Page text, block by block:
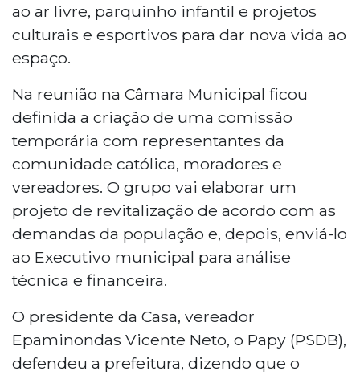
ao ar livre, parquinho infantil e projetos
culturais e esportivos para dar nova vida ao
espaço.
Na reunião na Câmara Municipal ficou
definida a criação de uma comissão
temporária com representantes da
comunidade católica, moradores e
vereadores. O grupo vai elaborar um
projeto de revitalização de acordo com as
demandas da população e, depois, enviá-lo
ao Executivo municipal para análise
técnica e financeira.
O presidente da Casa, vereador
Epaminondas Vicente Neto, o Papy (PSDB),
defendeu a prefeitura, dizendo que o